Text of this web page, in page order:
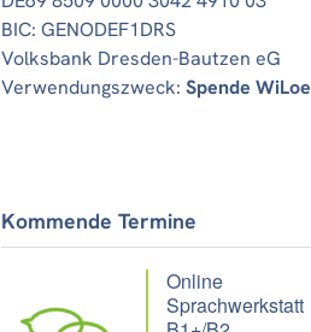
BIC: GENODEF1DRS
Volksbank Dresden-Bautzen eG
Verwendungszweck:Spende WiLoe
Kommende Termine
Online
Sprachwerkstatt